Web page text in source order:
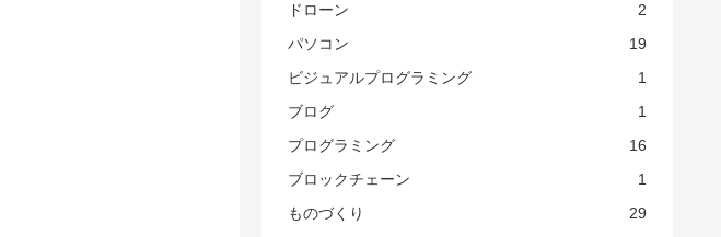
ドローン
2
パソコン
19
ビジュアルプログラミング
1
ブログ
1
プログラミング
16
ブロックチェーン
1
ものづくり
29